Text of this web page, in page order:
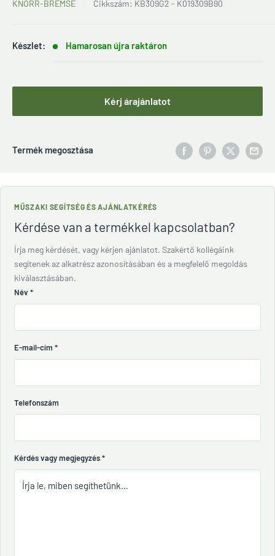
KNORR-BREMSE Cikkszám: KB309G2 - K019309B90
Készlet: Hamarosan újra raktáron
Kérj árajánlatot
Termék megosztása
MŰSZAKI SEGÍTSÉG ÉS AJÁNLATKÉRÉS
Kérdése van a termékkel kapcsolatban?
Írja meg kérdését, vagy kérjen ajánlatot. Szakértő kollégáink
segítenek az alkatrész azonosításában és a megfelelő megoldás
kiválasztásában.
Név *
E-mail-cím *
Telefonszám
Kérdés vagy megjegyzés*